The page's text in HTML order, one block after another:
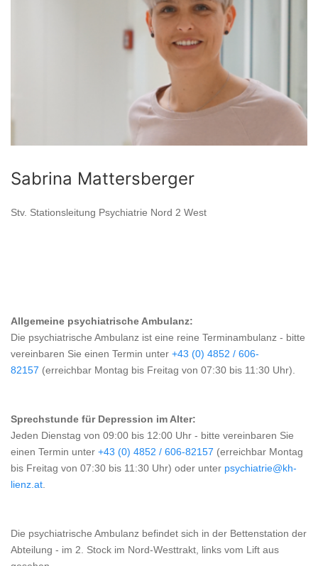
Sabrina Mattersberger
Stv. Stationsleitung Psychiatrie Nord 2 West
Allgemeine psychiatrische Ambulanz:
Die psychiatrische Ambulanz ist eine reine Terminambulanz - bitte
vereinbaren Sie einen Termin unter +43 (0) 4852 / 606-
82157 (erreichbar Montag bis Freitag von 07:30 bis 11:30 Uhr).
Sprechstunde für Depression im Alter:
Jeden Dienstag von 09:00 bis 12:00 Uhr - bitte vereinbaren Sie
einen Termin unter +43 (0) 4852 / 606-82157 (erreichbar Montag
bis Freitag von 07:30 bis 11:30 Uhr) oder unter psychiatrie@kh-
lienz.at
Die psychiatrische Ambulanz befindet sich in der Bettenstation der
Abteilung - im 2. Stock im Nord-Westtrakt, links vom Lift aus